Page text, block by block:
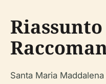
Riassunto
Santa Maria